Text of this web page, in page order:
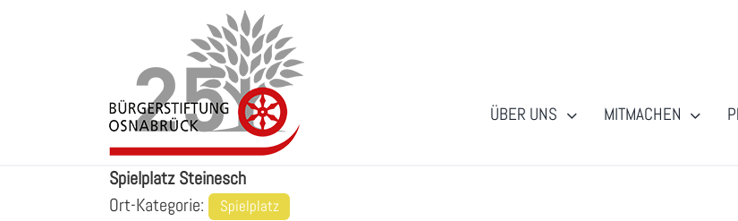
ÜBER UNS MITMACHEN
Spielplatz Steinesch
Ort-Kategorie:
Spielplatz